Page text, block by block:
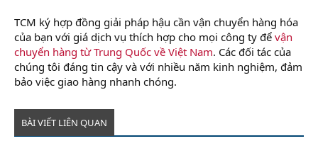
TCM ký hợp đồng giải pháp hậu cần vận chuyển hàng hóa
của bạn với giá dịch vụ thích hợp cho mọi công ty để vận
chuyển hàng từ Trung Quốc về Việt Nam. Các đối tác của
chúng tôi đáng tin cậy và với nhiều năm kinh nghiệm, đảm
bảo việc giao hàng nhanh chóng.
BÀI VIẾT LIÊN QUAN